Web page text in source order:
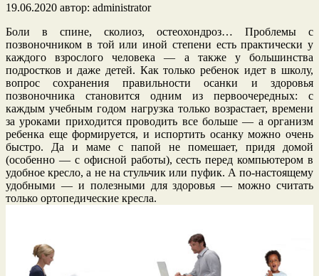
19.06.2020 автор: administrator
Боли в спине, сколиоз, остеохондроз… Проблемы с
позвоночником в той или иной степени есть практически у
каждого взрослого человека — а также у большинства
подростков и даже детей. Как только ребенок идет в школу,
вопрос сохранения правильности осанки и здоровья
позвоночника становится одним из первоочередных: с
каждым учебным годом нагрузка только возрастает, времени
за уроками приходится проводить все больше — а организм
ребенка еще формируется, и испортить осанку можно очень
быстро. Да и маме с папой не помешает, придя домой
(особенно — с офисной работы), сесть перед компьютером в
удобное кресло, а не на стульчик или пуфик. А по-настоящему
удобными — и полезными для здоровья — можно считать
только ортопедические кресла.